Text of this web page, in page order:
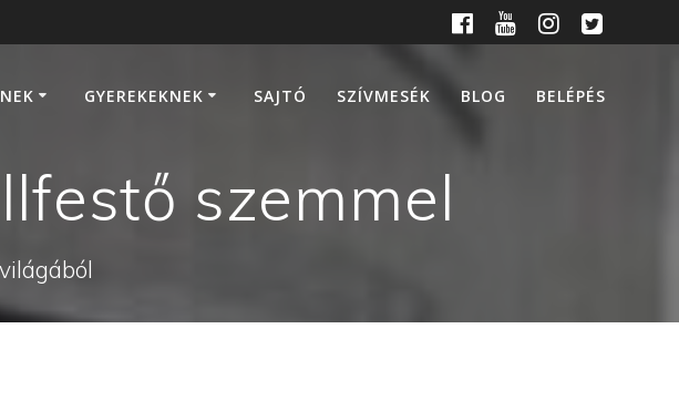
GYEREKEKNEK SAJTÓ SZÍVMESÉK BLOG BELÉPÉS
szemmel